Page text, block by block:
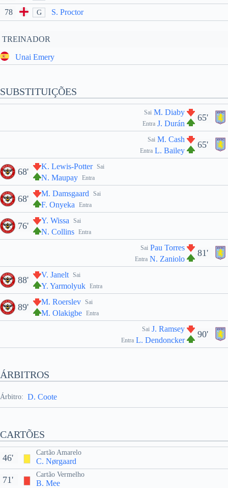
78
G S. Proctor
TREINADOR
Unai Emery
SUBSTITUIÇÕES
65'
Sai M. Diaby
Entra J. Durán
65'
Sai M. Cash
Entra L. Bailey
Sai
K. Lewis-Potter
Entra
N. Maupay
68'
Sai
M. Damsgaard
Entra
F. Onyeka
68'
Sai
Y. Wissa
Entra
N. Collins
76'
81'
Sai Pau Torres
Entra N. Zaniolo
Sai
V. Janelt
Entra
Y. Yarmolyuk
88'
Sai
M. Roerslev
Entra
M. Olakigbe
89'
90'
Sai J. Ramsey
Entra L. Dendoncker
ÁRBITROS
Árbitro: D. Coote
CARTÕES
Cartão Amarelo
C. Nørgaard
46'
Cartão Vermelho
B. Mee
71'